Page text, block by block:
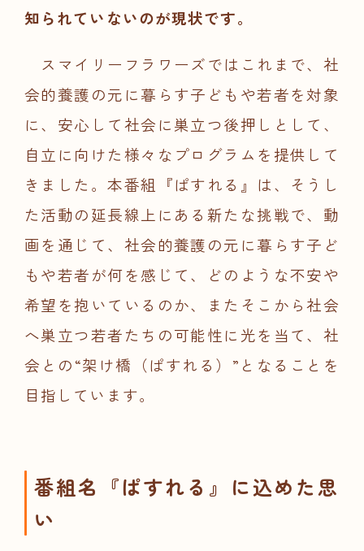
知られていないのが現状です。
スマイリーフラワーズではこれまで、社
会的養護の元に暮らす子どもや若者を対象
に、安心して社会に巣立つ後押しとして、
自立に向けた様々なプログラムを提供して
きました。本番組『ぱすれる』は、そうし
た活動の延長線上にある新たな挑戦で、動
画を通じて、社会的養護の元に暮らす子ど
もや若者が何を感じて、どのような不安や
希望を抱いているのか、またそこから社会
へ巣立つ若者たちの可能性に光を当て、社
会との“架け橋（ぱすれる）”となることを
目指しています。
番組名『ぱすれる』に込めた思
い